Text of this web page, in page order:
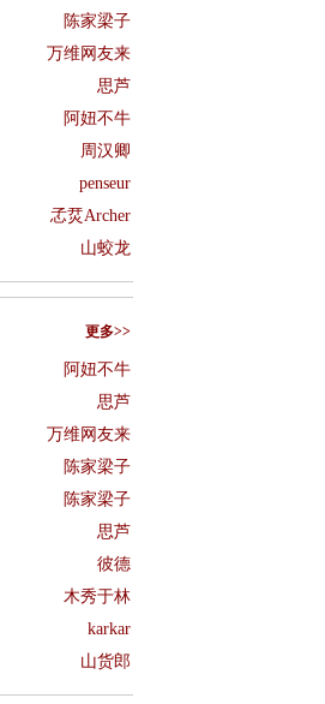
陈家梁子
万维网友来
思芦
阿妞不牛
周汉卿
penseur
孞烎Archer
山蛟龙
更多>>
阿妞不牛
思芦
万维网友来
陈家梁子
陈家梁子
思芦
彼德
木秀于林
karkar
山货郎